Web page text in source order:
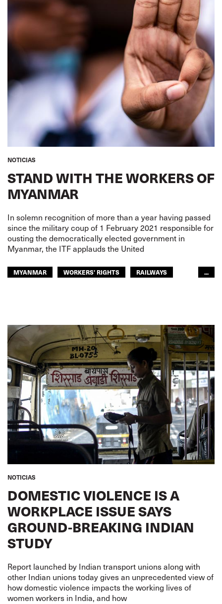
NOTICIAS
STAND WITH THE WORKERS OF
MYANMAR
In solemn recognition of more than a year having passed
since the military coup of 1 February 2021 responsible for
ousting the democratically elected government in
Myanmar, the ITF applauds the United
MYANMAR WORKERS' RIGHTS
RAILWAYS
...
NOTICIAS
DOMESTIC VIOLENCE IS A
WORKPLACE ISSUE SAYS
GROUND-BREAKING INDIAN
STUDY
Report launched by Indian transport unions along with
other Indian unions today gives an unprecedented view of
how domestic violence impacts the working lives of
women workers in India, and how